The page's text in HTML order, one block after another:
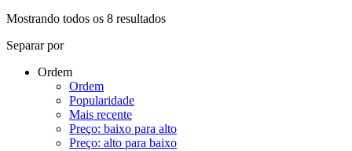
Mostrando todos os 8 resultados
Separar por
Ordem
Ordem
Popularidade
Mais recente
Preço: baixo para alto
Preço: alto para baixo